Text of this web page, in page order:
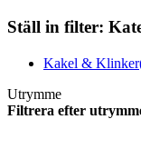
Ställ in filter:
Kakel & Klinker
Utrymme
Filtrera efter